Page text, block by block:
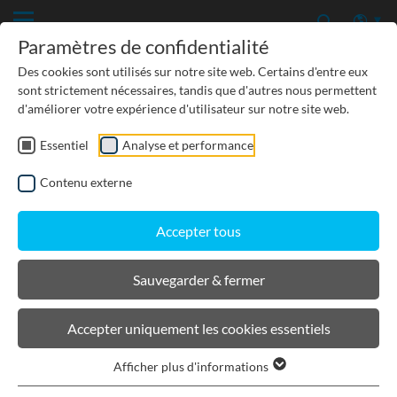
TP-GÉNIE CIVIL
PROTECTION DES EAUX SOUTERRAINES
URBANISME, PAYSAGISME
BIRCOlight® avec feuillures en
fonte
Paramètres de confidentialité
Des cookies sont utilisés sur notre site web. Certains d'entre eux
sont strictement nécessaires, tandis que d'autres nous permettent
d'améliorer votre expérience d'utilisateur sur notre site web.
Essentiel Analyse et performance
Contenu externe
Accepter tous
Sauvegarder & fermer
Accepter uniquement les cookies essentiels
Afficher plus d'informations